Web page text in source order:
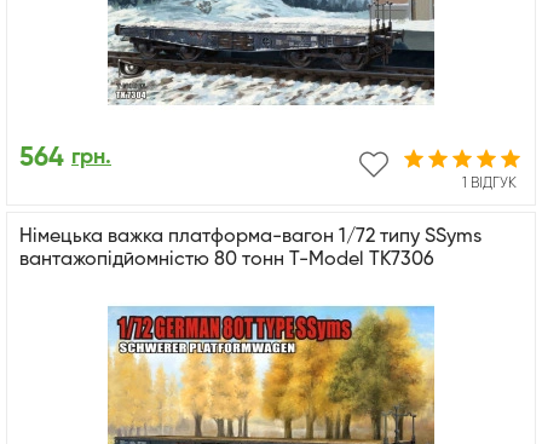
1 ВІДГУК
564 грн.
Німецька важка платформа-вагон 1/72 типу SSyms
вантажопідйомністю 80 тонн T-Model TK7306